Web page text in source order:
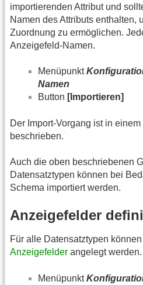
importierenden Attribut und
Namen des Attributs enthalten,
Zuordnung zu ermöglichen.
Anzeigefeld-Namen.
Menüpunkt
Namen
Button [Importieren]
Der Import-Vorgang ist in
beschrieben.
Auch die oben beschriebenen
Datensatztypen können bei
Schema importiert werden.
Anzeigefelder
Für alle Datensatztypen
Anzeigefelder angelegt werden.
Menüpunkt